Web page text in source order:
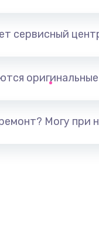
сервисный
Могу при